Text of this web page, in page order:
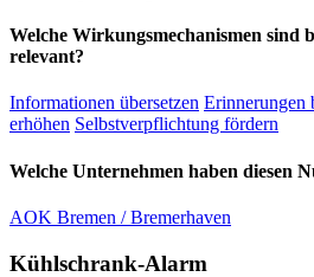
Welche Wirkungsmechanismen sind
relevant?
Informationen übersetzen Erinnerungen
erhöhen Selbstverpflichtung fördern
Welche Unternehmen haben diesen
AOK Bremen / Bremerhaven
Kühlschrank-Alarm